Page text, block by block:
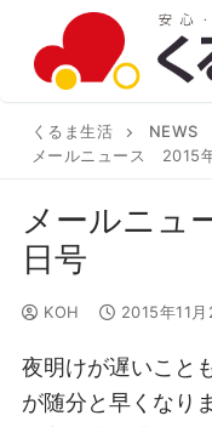
くるま生活 NEWS
メールニュース 2015
メールニュ
日号
KOH 2015年11月
夜明けが遅いこと
が随分と早くなり